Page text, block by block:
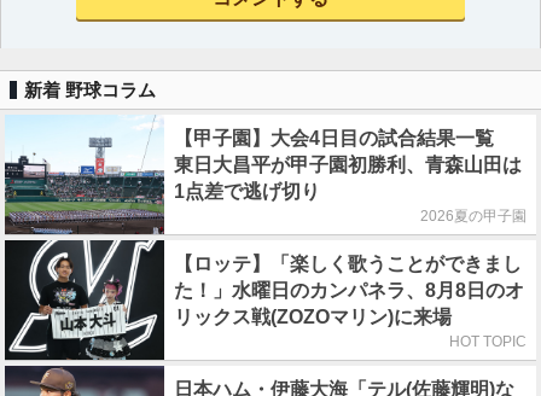
新着 野球コラム
【甲子園】大会4日目の試合結果一覧
東日大昌平が甲子園初勝利、青森山田は
1点差で逃げ切り
2026夏の甲子園
【ロッテ】「楽しく歌うことができまし
た！」水曜日のカンパネラ、8月8日のオ
リックス戦(ZOZOマリン)に来場
HOT TOPIC
日本ハム・伊藤大海「テル(佐藤輝明)な